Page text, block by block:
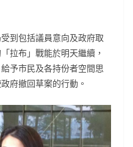
到包括議員意向及政府取
拉布」戰能於明天繼續，
予市民及各持份者空間思
府撤回草案的行動。